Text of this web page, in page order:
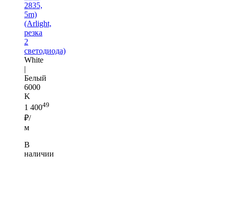
2835,
5m)
(Arlight,
резка
2
светодиода)
White
|
Белый
6000
K
1 40049
₽/
м
В
наличии